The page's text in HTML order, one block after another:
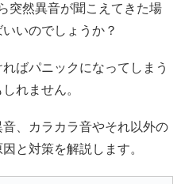
突然異音が聞こえてきた場
いのでしょうか？
ばパニックになってしまう
れません。
、カラカラ音やそれ以外の
と対策を解説します。